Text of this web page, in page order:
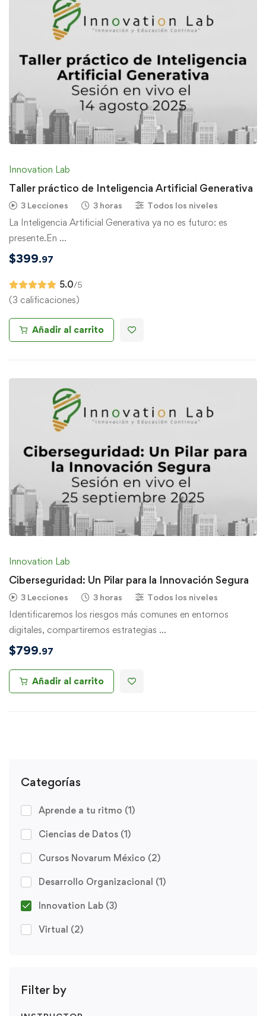
Categorías
Aprende a tu ritmo (1)
Ciencias de Datos (1)
Cursos Novarum México (2)
Desarrollo Organizacional (1)
Innovation Lab (3)
Virtual (2)
Filter by
Innovation Lab
Taller práctico de Inteligencia Artificial Generativa
3 Lecciones 3 horas Todos los niveles
La Inteligencia Artificial Generativa ya no es futuro: es
presente.En …
$399.97
5.0/5
(3 calificaciones)
Añadir al carrito
Innovation Lab
Ciberseguridad: Un Pilar para la Innovación Segura
3 Lecciones 3 horas Todos los niveles
Identificaremos los riesgos más comunes en entornos
digitales, compartiremos estrategias …
$799.97
Añadir al carrito